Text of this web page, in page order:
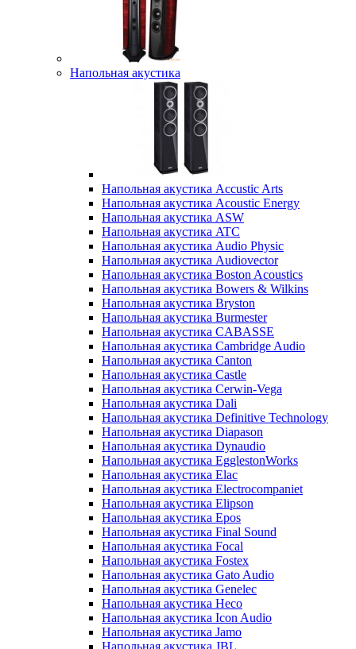
Напольная акустика
Напольная акустика Accustic Arts
Напольная акустика Acoustic Energy
Напольная акустика ASW
Напольная акустика ATC
Напольная акустика Audio Physic
Напольная акустика Audiovector
Напольная акустика Boston Acoustics
Напольная акустика Bowers & Wilkins
Напольная акустика Bryston
Напольная акустика Burmester
Напольная акустика CABASSE
Напольная акустика Cambridge Audio
Напольная акустика Canton
Напольная акустика Castle
Напольная акустика Cerwin-Vega
Напольная акустика Dali
Напольная акустика Definitive Technology
Напольная акустика Diapason
Напольная акустика Dynaudio
Напольная акустика EgglestonWorks
Напольная акустика Elac
Напольная акустика Electrocompaniet
Напольная акустика Elipson
Напольная акустика Epos
Напольная акустика Final Sound
Напольная акустика Focal
Напольная акустика Fostex
Напольная акустика Gato Audio
Напольная акустика Genelec
Напольная акустика Heco
Напольная акустика Icon Audio
Напольная акустика Jamo